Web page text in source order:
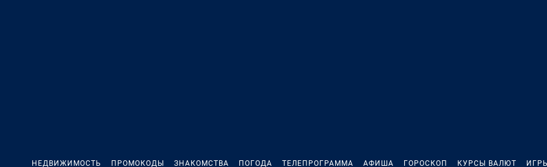
НЕДВИЖИМОСТЬ ПРОМОКОДЫ ЗНАКОМСТВА ПОГОДА ТЕЛЕПРОГРАММА АФИША ГОРОСКОП КУРСЫ ВАЛЮТ